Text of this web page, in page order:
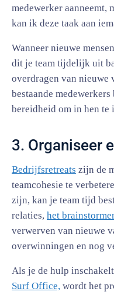
medewerker aanneemt,
kan ik deze taak aan
Wanneer nieuwe
dit je team tijdelijk uit
overdragen van nieuwe
bestaande
bereidheid om in hen te
3. Organiseer
Bedrijfsretreats zijn de
teamcohesie te
zijn, kan je team tijd
relaties, het
verwerven van nieuwe
overwinningen en nog
Als je de hulp
Surf Office, wordt het